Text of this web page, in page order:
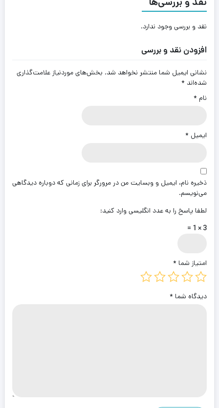
نقد و بررسی وجود ندارد.
افزودن نقد و بررسی
نشانی ایمیل شما منتشر نخواهد شد. بخش‌های موردنیاز علامت‌گذاری
شده‌اند *
نام *
ایمیل *
ذخیره نام، ایمیل و وبسایت من در مرورگر برای زمانی که دوباره دیدگاهی
می‌نویسم.
لطفا پاسخ را به عدد انگلیسی وارد کنید:
3 × 1 =
امتیاز شما *
دیدگاه شما *